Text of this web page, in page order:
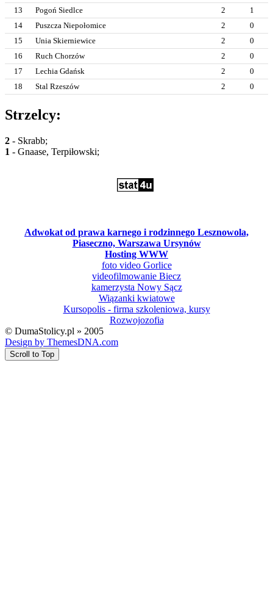
13
Pogoń Siedlce 2
1
14
Puszcza Niepołomice 2
0
15
Unia Skierniewice 2
0
16
Ruch Chorzów 2
0
17
Lechia Gdańsk 2
0
18
Stal Rzeszów 2 0
Strzelcy:
2 - Skrabb;
1 - Gnaase, Terpiłowski;
Adwokat od prawa karnego i rodzinnego Lesznowola,
Piaseczno, Warszawa Ursynów
Hosting WWW
foto video Gorlice
videofilmowanie Biecz
kamerzysta Nowy Sącz
Wiązanki kwiatowe
Kursopolis - firma szkoleniowa, kursy
Rozwojozofia
© DumaStolicy.pl » 2005
Design by ThemesDNA.com
Scroll to Top